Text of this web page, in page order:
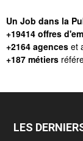
Un Job dans la
+19414 offres
+2164 agences et
+187 métiers
LES